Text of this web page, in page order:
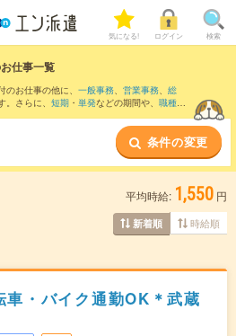
気になる! ログイン 検索
仕事一覧
お仕事の他に、 一般事務、 営業事務、 総
さらに、 短期 ・ 単発などの期間や、 職種未
条件の変更
平均時給: 1,550 円
新着順 時給順
・バイク通勤OK＊武蔵